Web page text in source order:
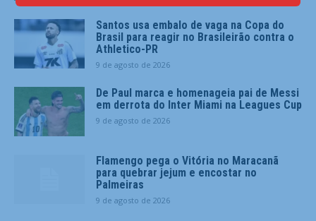
Santos usa embalo de vaga na Copa do
Brasil para reagir no Brasileirão contra o
Athletico-PR
9 de agosto de 2026
De Paul marca e homenageia pai de Messi
em derrota do Inter Miami na Leagues Cup
9 de agosto de 2026
Flamengo pega o Vitória no Maracanã
para quebrar jejum e encostar no
Palmeiras
9 de agosto de 2026